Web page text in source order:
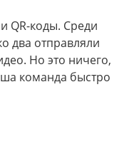
QR-коды. Среди
два отправляли
Но это ничего,
команда быстро